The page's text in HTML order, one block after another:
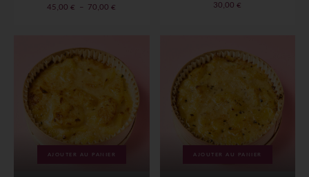
45,00€ – 70,00€
à
70,00 €
30,00€
AJOUTER AU PANIER AJOUTER AU PANIER